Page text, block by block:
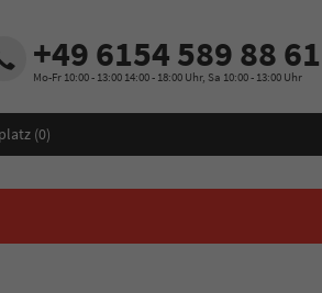
+49 6154 589 88 61
Mo-Fr 10:00 - 13:00 14:00 - 18:00 Uhr, Sa 10:00 - 13:00 Uhr
(0)